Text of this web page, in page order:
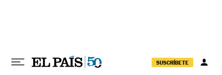
SUSCRÍBETE